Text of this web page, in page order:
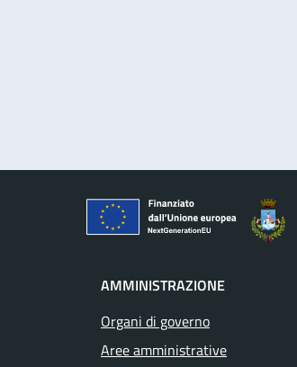
AMMINISTRAZIONE
Organi di governo
Aree amministrative